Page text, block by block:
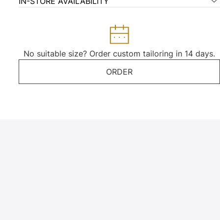
No suitable size? Order custom tailoring in 14 days.
ORDER